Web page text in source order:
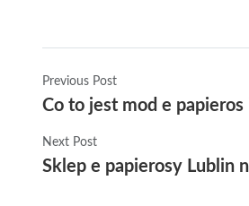
Previous Post
Co to jest mod e
Next Post
Sklep e papierosy Lublin